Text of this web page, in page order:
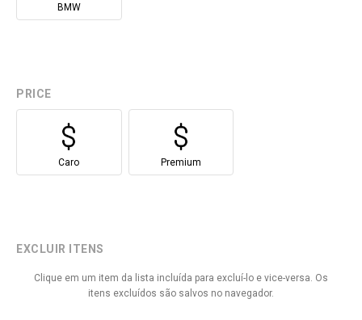
BMW
PRICE
Caro Premium
EXCLUIR ITENS
Clique em um item da lista incluída para excluí-lo e vice-versa. Os
itens excluídos são salvos no navegador.